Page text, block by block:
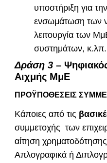
υποστήριξη για
ενσωμάτωση των
λειτουργία των
συστημάτων, κ.λπ.
Δράση 3 –
Αιχμής ΜμΕ
ΠΡΟΫΠΟΘΕΣΕΙΣ
Κάποιες από τις
συμμετοχής των
αίτηση
Απλογραφικά ή